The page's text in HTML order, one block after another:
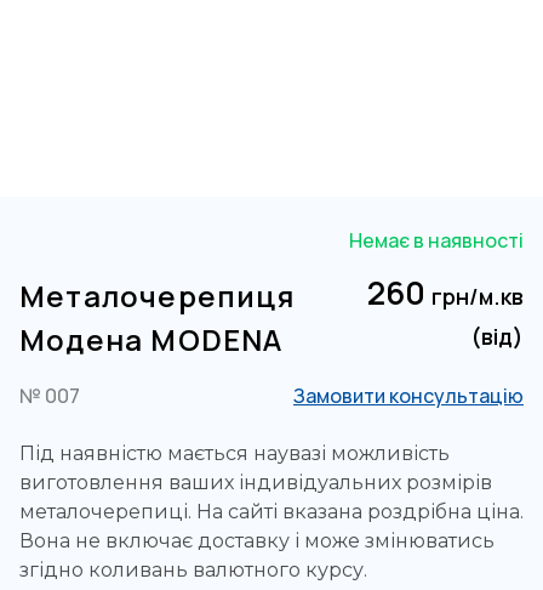
Немає в наявності
Металочерепиця
Модена MODENA
260 грн/м.кв
(від)
№ 007 Замовити консультацію
Під наявністю мається наувазі можливість
виготовлення ваших індивідуальних розмірів
металочерепиці. На сайті вказана роздрібна ціна.
Вона не включає доставку і може змінюватись
згідно коливань валютного курсу.